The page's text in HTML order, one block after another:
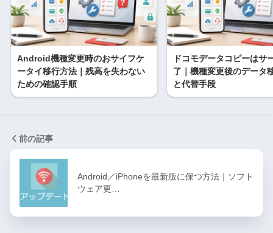
Android機種変更時のおサイフケ
ータイ移行方法｜残高を失わない
ための確認手順
ドコモデータコピーはサ
了｜機種変更後のデータ
と代替手段
前の記事
Android／iPhoneを最新版に保つ方法｜ソフト
ウェア更…